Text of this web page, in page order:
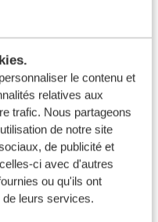
le contenu et
relatives aux
trafic. Nous partageons
de notre site
de publicité et
ci avec d'autres
ou qu'ils ont
leurs services.
en haute saison, à
généralement fortes
adapté, les
passagères ne vous
de votre trek.